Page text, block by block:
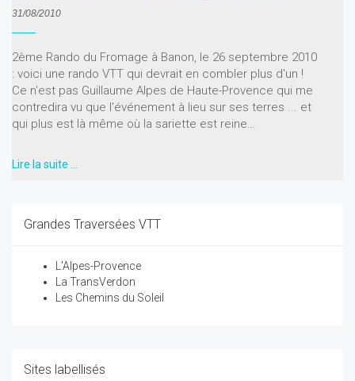
31/08/2010
2ème Rando du Fromage à Banon, le 26 septembre 2010
: voici une rando VTT qui devrait en combler plus d'un !
Ce n'est pas Guillaume Alpes de Haute-Provence qui me
contredira vu que l'événement à lieu sur ses terres ... et
qui plus est là même où la sariette est reine…
Lire la suite …
Grandes Traversées VTT
L'Alpes-Provence
La TransVerdon
Les Chemins du Soleil
Sites labellisés